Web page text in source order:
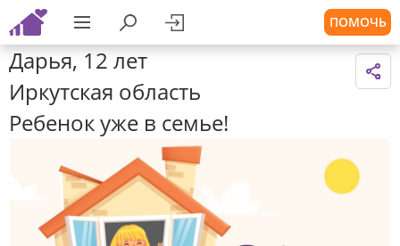
ПОМОЧЬ
Дарья, 12 лет
Иркутская область
Ребенок уже в семье!